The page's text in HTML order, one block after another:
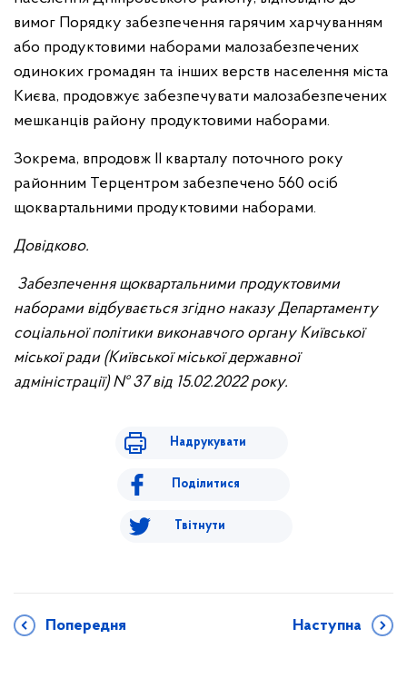
вимог Порядку забезпечення гарячим харчуванням
або продуктовими наборами малозабезпечених
одиноких громадян та інших верств населення міста
Києва, продовжує забезпечувати малозабезпечених
мешканців району продуктовими наборами.
Зокрема, впродовж II кварталу поточного року
районним Терцентром забезпечено 560 осіб
щоквартальними продуктовими наборами.
Довідково.
Забезпечення щоквартальними продуктовими
наборами відбувається згідно наказу Департаменту
соціальної політики виконавчого органу Київської
міської ради (Київської міської державної
адміністрації) № 37 від 15.02.2022 року.
Надрукувати
Поділитися
Твітнути
Попередня Наступна